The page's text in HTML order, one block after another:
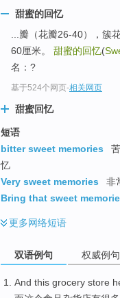
甜蜜的回忆
...瓣（花瓣26-40），簇
60厘米。 甜蜜的回忆(
名：?
基于524个网页-相关网页
甜蜜回忆
短语
bitter sweet memories
忆
Very sweet memories
非
Bring that sweet
更多网络短语
双语例句 权威例句
And this grocery store